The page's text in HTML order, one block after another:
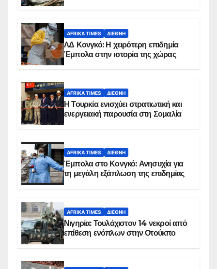
AFRIKA TIMES ΔΙΕΘΝΉ
ΛΔ Κονγκό: Η χειρότερη επιδημία
Έμπολα στην ιστορία της χώρας
AFRIKA TIMES ΔΙΕΘΝΉ
Η Τουρκία ενισχύει στρατιωτική και
ενεργειακή παρουσία στη Σομαλία
AFRIKA TIMES ΔΙΕΘΝΉ
Έμπολα στο Κονγκό: Ανησυχία για
τη μεγάλη εξάπλωση της επιδημίας
AFRIKA TIMES ΔΙΕΘΝΉ
Νιγηρία: Τουλάχιστον 14 νεκροί από
επίθεση ενόπλων στην Οτούκπο